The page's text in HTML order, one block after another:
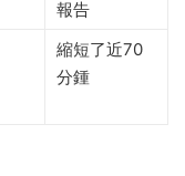
報告
縮短了近70
分鍾